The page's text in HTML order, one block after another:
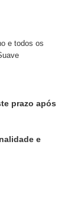
e todos os
prazo após
e